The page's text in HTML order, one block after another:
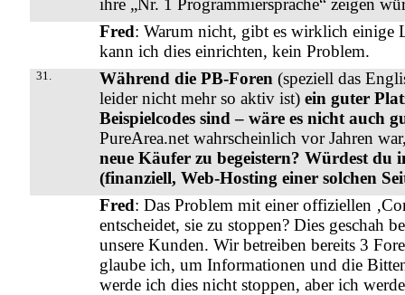
ihre „Nr. 1 Programmiersprache“ zeigen
Fred: Warum nicht, gibt es wirklich einige
kann ich dies einrichten, kein Problem.
31. Während die PB-Foren (speziell das
leider nicht mehr so aktiv ist) ein guter
Beispielcodes sind – wäre es nicht auch
PureArea.net wahrscheinlich vor Jahren
neue Käufer zu begeistern? Würdest du
(finanziell, Web-Hosting einer solchen
Fred: Das Problem mit einer offiziellen
entscheidet, sie zu stoppen? Dies geschah
unsere Kunden. Wir betreiben bereits 3
glaube ich, um Informationen und die
werde ich dies nicht stoppen, aber ich